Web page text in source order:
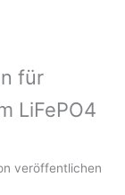
für
LiFePO4
veröffentlichen